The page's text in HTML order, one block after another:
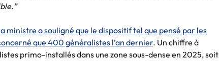
ministre a souligné que le dispositif tel que pensé par les
que 400 généralistes l’an dernier. Un chiffre à
primo-installés dans une zone sous-dense en 2025, soit